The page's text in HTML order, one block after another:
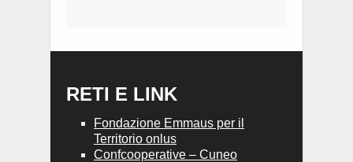
RETI E LINK
Fondazione Emmaus per il
Territorio onlus
Confcooperative – Cuneo